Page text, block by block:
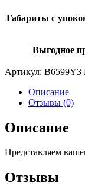
Габариты с
Выгодное
Артикул: B6599Y3
Описание
Отзывы (0)
Описание
Представляем
Отзывы